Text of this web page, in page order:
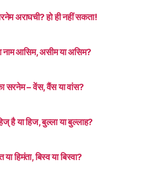
अराघची? हो ही नहीं सकता!
नाम आसिम, असीम या असिम?
सरनेम – वेंस, वैंस या वांस?
है या हिज, बुल्ला या बुल्लाह?
हिमंता, बिस्व या बिस्वा?